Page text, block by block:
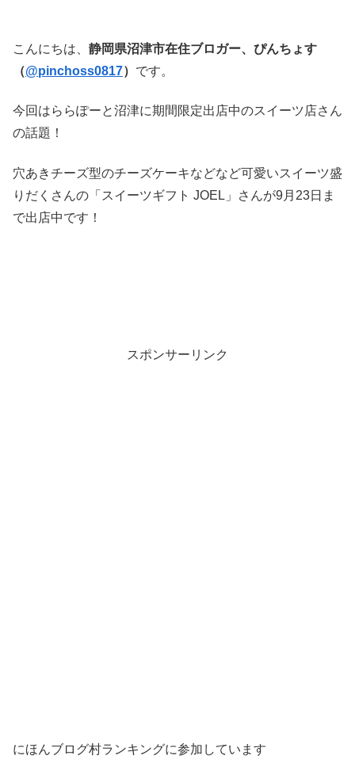
こんにちは、 静岡県沼津市在住ブロガー、ぴんちょす
（@pinchoss0817） です。
今回はららぽーと沼津に期間限定出店中のスイーツ店さん
の話題！
穴あきチーズ型のチーズケーキなどなど可愛いスイーツ盛
りだくさんの「スイーツギフト JOEL」さんが9月23日ま
で出店中です！
スポンサーリンク
にほんブログ村ランキングに参加しています